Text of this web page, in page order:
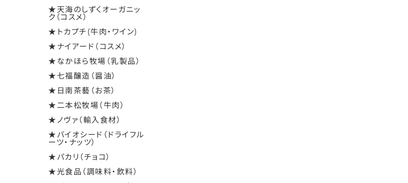
★天海のしずくオーガニッ
ク（コスメ）
★トカプチ(牛肉・ワイン)
★ナイアード（コスメ）
★なかほら牧場（乳製品）
★七福醸造（醤油）
★日南茶藝（お茶）
★二本松牧場（牛肉）
★ノヴァ（輸入食材）
★バイオシード（ドライフル
ーツ・ナッツ）
★パカリ（チョコ）
★光食品（調味料・飲料）